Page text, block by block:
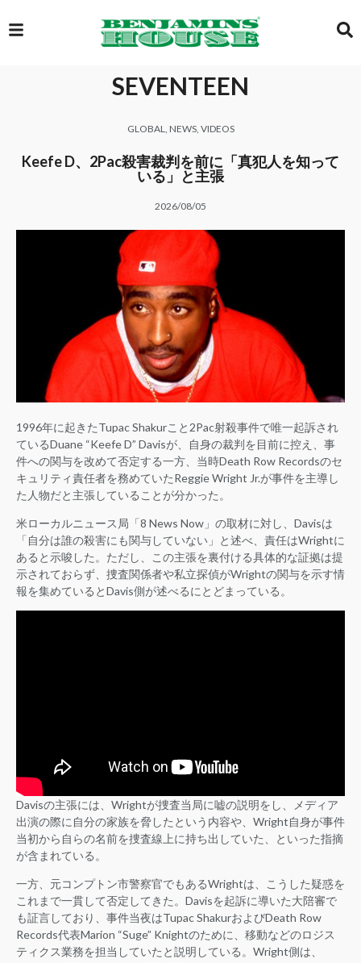
EXCLUSIVE
GLOBAL
GALLERY
LOGIN
SEVENTEEN
GLOBAL NEWS, VIDEOS
Keefe D、2Pac殺害裁判を前に「真犯人を知って
いる」と主張
2026/08/05
1996年に起きたTupac Shakurこと2Pac射殺事件で唯一起訴され
ているDuane “Keefe D” Davisが、自身の裁判を目前に控え、事
件への関与を改めて否定する一方、当時Death Row Recordsのセ
キュリティ責任者を務めていたReggie Wright Jr.が事件を主導し
た人物だと主張していることが分かった。
米ローカルニュース局「8 News Now」の取材に対し、Davisは
「自分は誰の殺害にも関与していない」と述べ、責任はWrightに
あると示唆した。ただし、この主張を裏付ける具体的な証拠は提
示されておらず、捜査関係者や私立探偵がWrightの関与を示す情
報を集めているとDavis側が述べるにとどまっている。
Davisの主張には、Wrightが捜査当局に嘘の説明をし、メディア
出演の際に自分の家族を脅したという内容や、Wright自身が事件
当初から自らの名前を捜査線上に持ち出していた、といった指摘
が含まれている。
一方、元コンプトン市警察官でもあるWrightは、こうした疑惑を
これまで一貫して否定してきた。Davisを起訴に導いた大陪審で
も証言しており、事件当夜はTupac ShakurおよびDeath Row
Records代表Marion “Suge” Knightのために、移動などのロジス
ティクス業務を担当していたと説明している。Wright側は、